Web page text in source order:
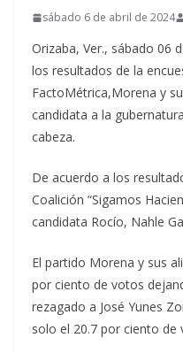
sábado 6 de abril de 2024
Orizaba, Ver., sábado 06
los resultados de la
FactoMétrica,Morena y
candidata a la
cabeza.
De acuerdo a los
Coalición “Sigamos
candidata Rocío, Nahle
El partido Morena y sus
por ciento de votos
rezagado a José Yunes
solo el 20.7 por ciento de